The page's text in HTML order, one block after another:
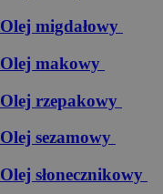
Olej migdałowy
Olej makowy
Olej rzepakowy
Olej sezamowy
Olej słonecznikowy